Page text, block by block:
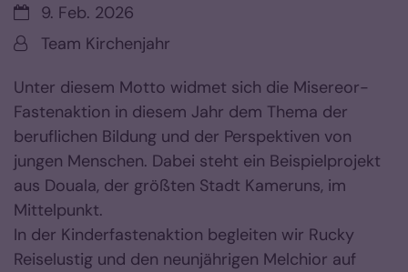
Datum:9. Feb. 2026
Von:Team Kirchenjahr
Unter diesem Motto widmet sich die Misereor-
Fastenaktion in diesem Jahr dem Thema der
beruflichen Bildung und der Perspektiven von
jungen Menschen. Dabei steht ein Beispielprojekt
aus Douala, der größten Stadt Kameruns, im
Mittelpunkt.
In der Kinderfastenaktion begleiten wir Rucky
Reiselustig und den neunjährigen Melchior auf